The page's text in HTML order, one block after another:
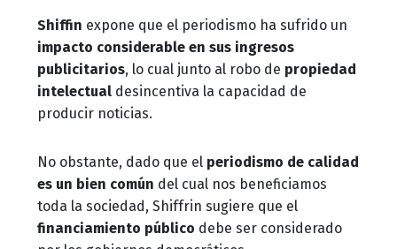
Shiffin expone que el periodismo ha sufrido un
impacto considerable en sus ingresos
publicitarios, lo cual junto al robo de propiedad
intelectual desincentiva la capacidad de
producir noticias.
No obstante, dado que el periodismo de calidad
es un bien común del cual nos beneficiamos
toda la sociedad, Shiffrin sugiere que el
financiamiento público debe ser considerado